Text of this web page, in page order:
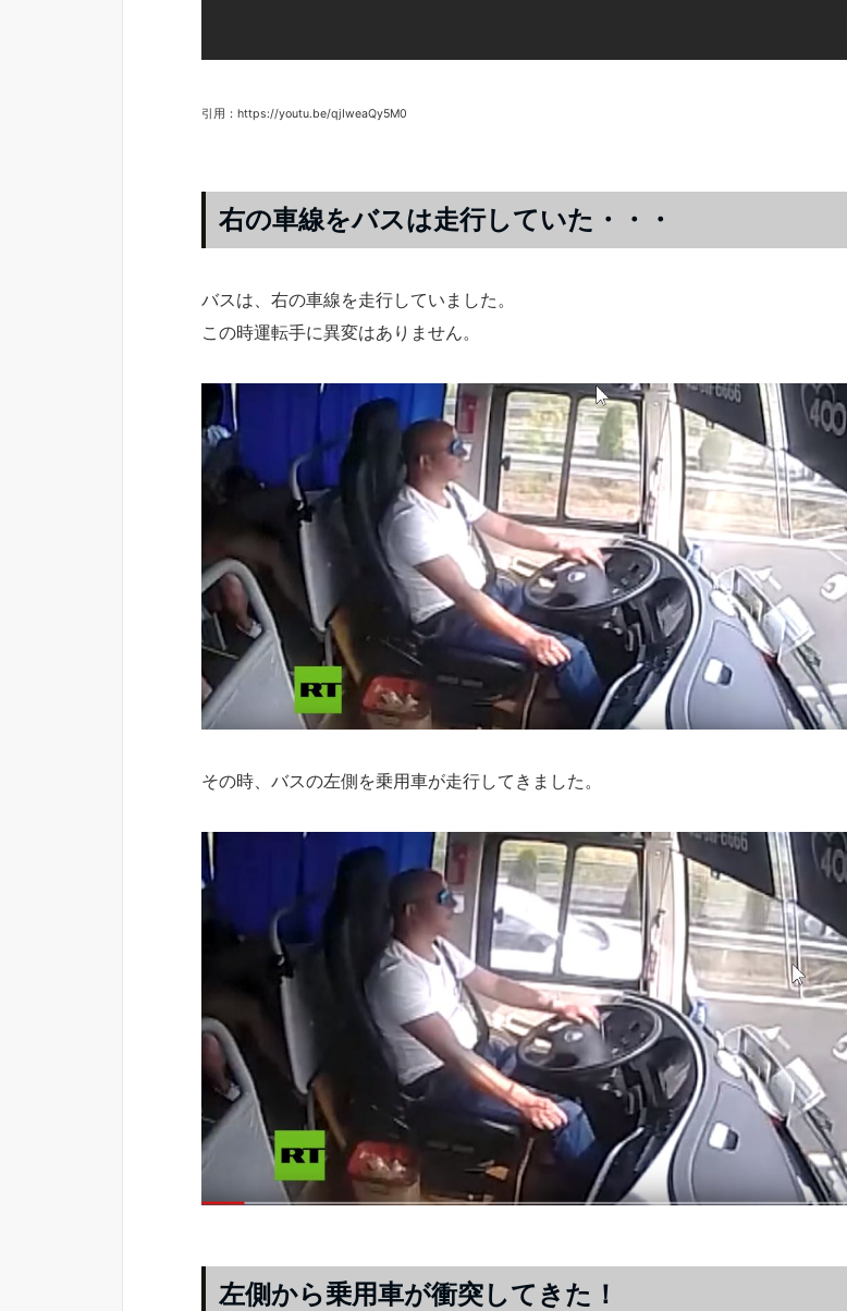
引用：https://youtu.be/qjIweaQy5M0
右の車線をバスは走行していた・・・
バスは、右の車線を走行していました。
この時運転手に異変はありません。
その時、バスの左側を乗用車が走行してきました。
左側から乗用車が衝突してきた！